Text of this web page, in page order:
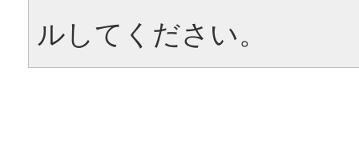
ルしてください。